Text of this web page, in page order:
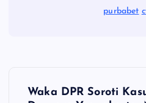
purbabet
Waka DPR Soroti